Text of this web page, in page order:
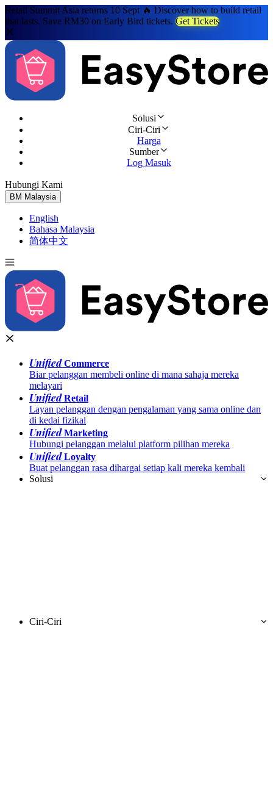
Retail Summit Asia returns 10 Sept 🔥 Discover how to build retail
that lasts. Save RM30 on Early Bird tickets. Get Tickets
Solusi
Ciri-Ciri
Harga
Sumber
Log Masuk
Hubungi Kami
BM Malaysia
English
Bahasa Malaysia
简体中文
UnifiedCommerce
Biar pelanggan membeli online di mana sahaja mereka
melayari
UnifiedRetail
Layan pelanggan dengan pengalaman yang sama online dan
di kedai fizikal
UnifiedMarketing
Hubungi pelanggan melalui platform pilihan mereka
UnifiedLoyalty
Buat pelanggan rasa dihargai setiap kali mereka kembali
Solusi
Ciri-Ciri